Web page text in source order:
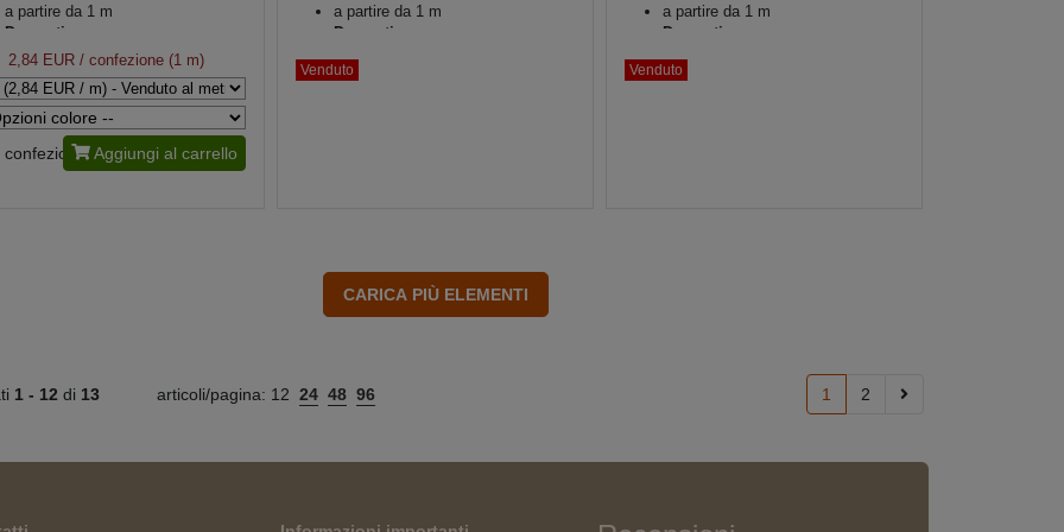
a partire da 1 m
Decorativo
2,84 EUR/ confezione (1 m)
confezione Aggiungi al carrello
a partire da 1 m
Decorativo
Venduto
a partire da 1 m
Decorativo
Venduto
1 - 12 di 13 articoli/pagina: 12 24 48 96 1 2